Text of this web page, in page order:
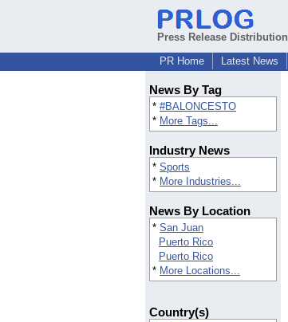
Press Release Distribution
PR Home
Latest News
News By Tag
* #BALONCESTO
* More Tags...
Industry News
* Sports
* More Industries...
News By Location
* San Juan
Puerto Rico
Puerto Rico
* More Locations...
Country(s)